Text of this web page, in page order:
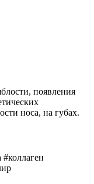
появления
носа, на губах.